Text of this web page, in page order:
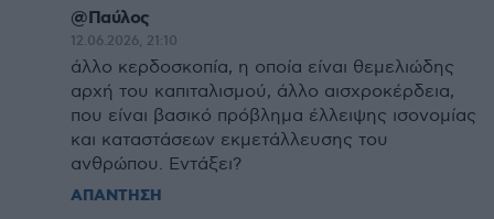
@Παύλος
12.06.2026, 21:10
άλλο κερδοσκοπία, η οποία είναι θεμελιώδης
αρχή του καπιταλισμού, άλλο αισχροκέρδεια,
που είναι βασικό πρόβλημα έλλειψης ισονομίας
και καταστάσεων εκμετάλλευσης του
ανθρώπου. Εντάξει?
ΑΠΑΝΤΗΣΗ